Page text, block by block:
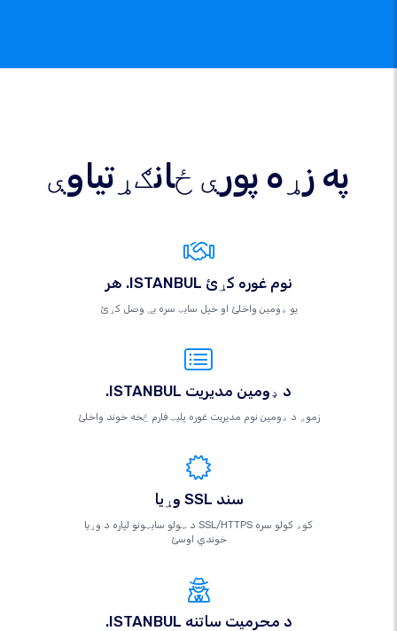
په زړه پورې ځانګړتیاوې
هر .ISTANBUL نوم غوره کړئ
یو ډومین واخلئ او خپل سایټ سره یې وصل کړئ
.ISTANBUL د ډومین مدیریت
زموږ د ډومین نوم مدیریت غوره پلیټ فارم څخه خوند واخلئ
وړیا SSL سند
د ټولو سایټونو لپاره د وړیا SSL/HTTPS کوډ کولو سره
خوندي اوسئ
.ISTANBUL د محرمیت ساتنه